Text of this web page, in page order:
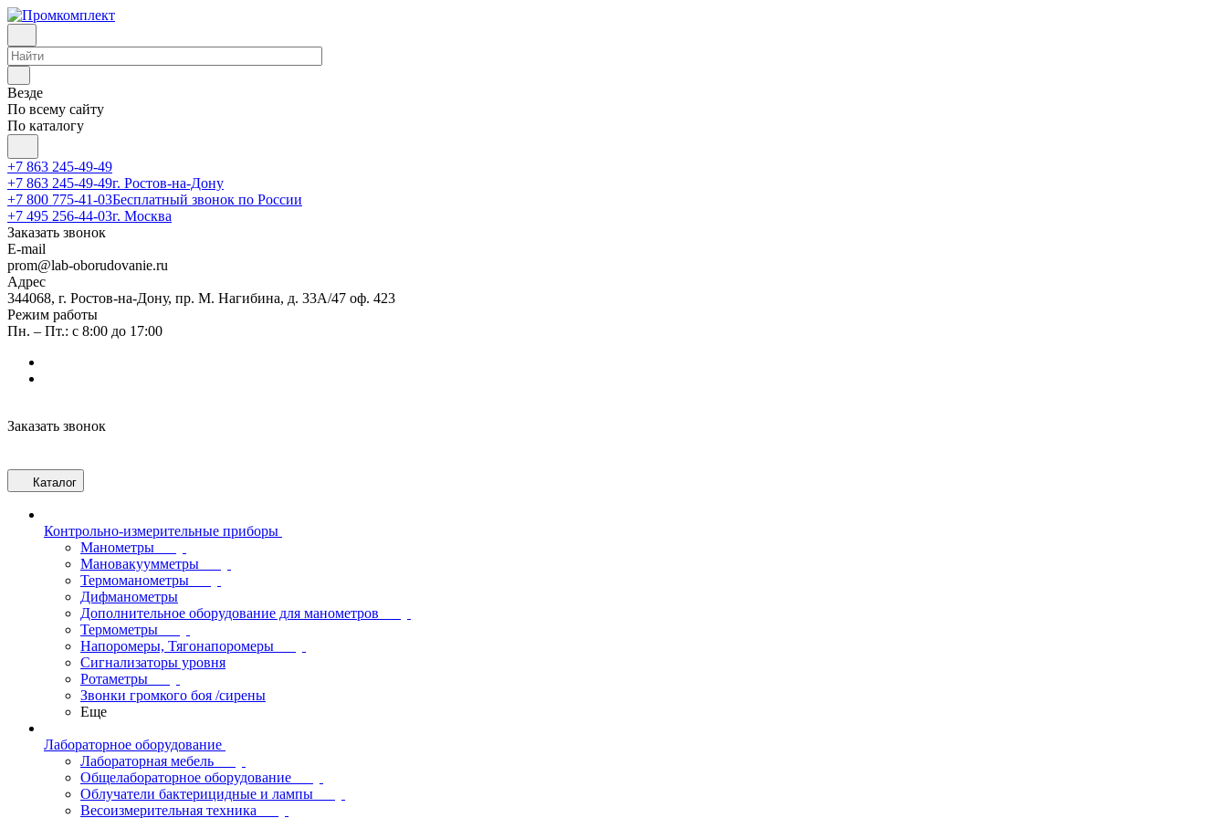
Везде
По всему сайту
По каталогу
+7 863 245-49-49
+7 863 245-49-49г. Ростов-на-Дону
+7 800 775-41-03Бесплатный звонок по России
+7 495 256-44-03г. Москва
Заказать звонок
E-mail
prom@lab-oborudovanie.ru
Адрес
344068, г. Ростов-на-Дону, пр. М. Нагибина, д. 33А/47 оф. 423
Режим работы
Пн. – Пт.: с 8:00 до 17:00
Заказать звонок
Каталог
Контрольно-измерительные приборы
Манометры
Мановакуумметры
Термоманометры
Дифманометры
Дополнительное оборудование для манометров
Термометры
Напоромеры, Тягонапоромеры
Сигнализаторы уровня
Ротаметры
Звонки громкого боя /сирены
Еще
Лабораторное оборудование
Лабораторная мебель
Общелабораторное оборудование
Облучатели бактерицидные и лампы
Весоизмерительная техника